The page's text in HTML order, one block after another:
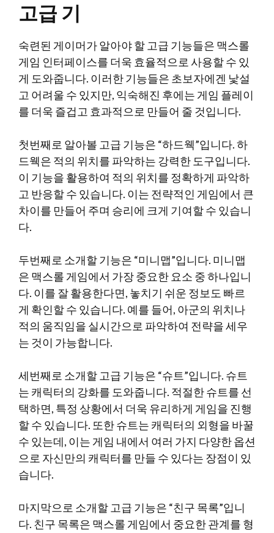
고급 기
숙련된 게이머가 알아야 할 고급 기능들은 맥스롤
게임 인터페이스를 더욱 효율적으로 사용할 수 있
게 도와줍니다. 이러한 기능들은 초보자에겐 낯설
고 어려울 수 있지만, 익숙해진 후에는 게임 플레이
를 더욱 즐겁고 효과적으로 만들어 줄 것입니다.
첫번째로 알아볼 고급 기능은 “하드웩”입니다. 하
드웩은 적의 위치를 파악하는 강력한 도구입니다.
이 기능을 활용하여 적의 위치를 정확하게 파악하
고 반응할 수 있습니다. 이는 전략적인 게임에서 큰
차이를 만들어 주며 승리에 크게 기여할 수 있습니
다.
두번째로 소개할 기능은 “미니맵”입니다. 미니맵
은 맥스롤 게임에서 가장 중요한 요소 중 하나입니
다. 이를 잘 활용한다면, 놓치기 쉬운 정보도 빠르
게 확인할 수 있습니다. 예를 들어, 아군의 위치나
적의 움직임을 실시간으로 파악하여 전략을 세우
는 것이 가능합니다.
세번째로 소개할 고급 기능은 “슈트”입니다. 슈트
는 캐릭터의 강화를 도와줍니다. 적절한 슈트를 선
택하면, 특정 상황에서 더욱 유리하게 게임을 진행
할 수 있습니다. 또한 슈트는 캐릭터의 외형을 바꿀
수 있는데, 이는 게임 내에서 여러 가지 다양한 옵션
으로 자신만의 캐릭터를 만들 수 있다는 장점이 있
습니다.
마지막으로 소개할 고급 기능은 “친구 목록”입니
다. 친구 목록은 맥스롤 게임에서 중요한 관계를 형